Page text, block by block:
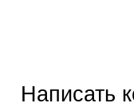
Написать